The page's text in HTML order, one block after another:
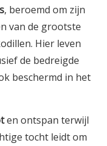
, beroemd om zijn
van de grootste
Hier leven
de bedreigde
beschermd in het
en ontspan terwijl
tocht leidt om